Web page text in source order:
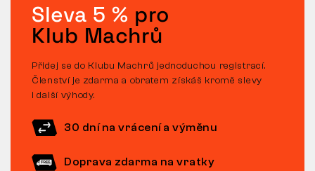
Sleva 5 % pro
Klub Machrů
Přidej se do Klubu Machrů jednoduchou registrací.
Členství je zdarma a obratem získáš kromě slevy
i další výhody.
30 dní na vrácení a výměnu
Doprava zdarma na vratky